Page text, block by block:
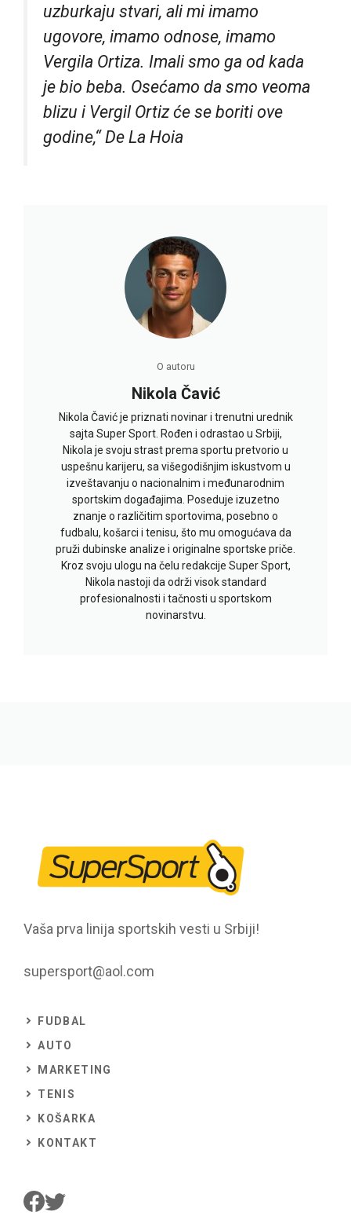
uzburkaju stvari, ali mi imamo
ugovore, imamo odnose, imamo
Vergila Ortiza. Imali smo ga od kada
je bio beba. Osećamo da smo veoma
blizu i Vergil Ortiz će se boriti ove
godine,“ De La Hoia
O autoru
Nikola Čavić
Nikola Čavić je priznati novinar i trenutni urednik
sajta Super Sport. Rođen i odrastao u Srbiji,
Nikola je svoju strast prema sportu pretvorio u
uspešnu karijeru, sa višegodišnjim iskustvom u
izveštavanju o nacionalnim i međunarodnim
sportskim događajima. Poseduje izuzetno
znanje o različitim sportovima, posebno o
fudbalu, košarci i tenisu, što mu omogućava da
pruži dubinske analize i originalne sportske priče.
Kroz svoju ulogu na čelu redakcije Super Sport,
Nikola nastoji da održi visok standard
profesionalnosti i tačnosti u sportskom
novinarstvu.
Vaša prva linija sportskih vesti u Srbiji!
supersport@aol.com
FUDBAL
AUTO
MARKETING
TENIS
KOŠARKA
KONTAKT